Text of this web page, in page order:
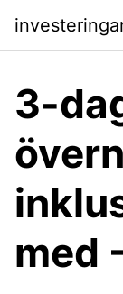
3-
med